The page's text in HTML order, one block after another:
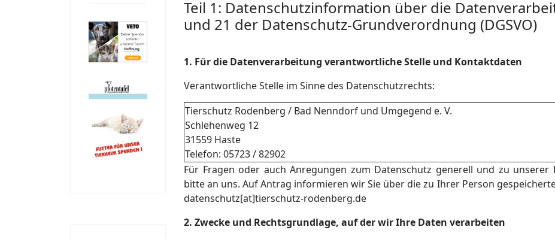
Teil 1: Datenschutzinformation über die
und 21 der Datenschutz-Grundverordnung (DGSVO)
1. Für die Datenverarbeitung verantwortliche Stelle und Kontaktdaten
Verantwortliche Stelle im Sinne des Datenschutzrechts:
Tierschutz Rodenberg / Bad Nenndorf und Umgegend e. V.
Schlehenweg 12
31559 Haste
Telefon: 05723 / 82902
Für Fragen oder auch Anregungen zum Datenschutz generell und zu unserer
bitte an uns. Auf Antrag informieren wir Sie über die zu Ihrer Person
datenschutz[at]tierschutz-rodenberg.de
2. Zwecke und Rechtsgrundlage, auf der wir Ihre Daten verarbeiten